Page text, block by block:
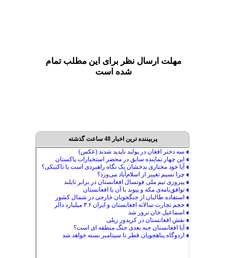
مهلت ارسال نظر برای این مطلب تمام
شده است
پربیننده ترین اخبار 48 ساعت گذشته